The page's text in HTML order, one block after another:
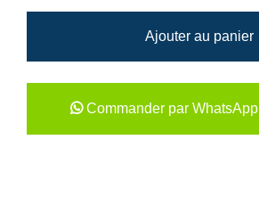
Ajouter au panier
Commander par WhatsApp